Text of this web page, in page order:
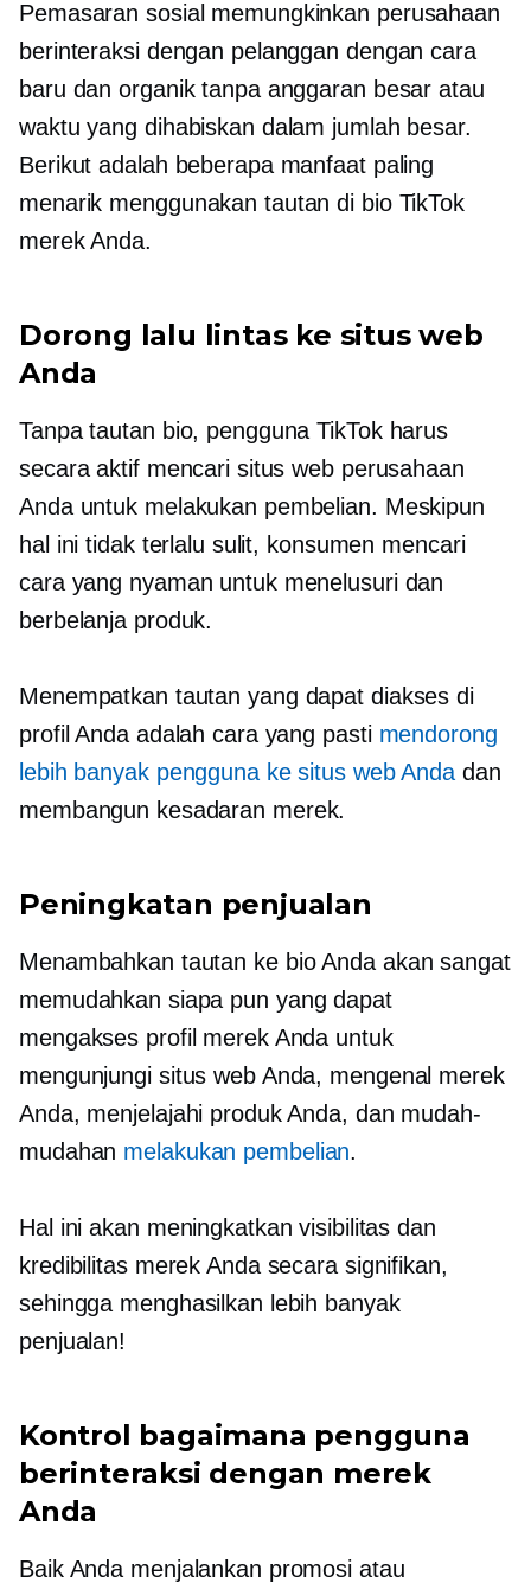
Pemasaran sosial memungkinkan perusahaan
berinteraksi dengan pelanggan dengan cara
baru dan organik tanpa anggaran besar atau
waktu yang dihabiskan dalam jumlah besar.
Berikut adalah beberapa manfaat paling
menarik menggunakan tautan di bio TikTok
merek Anda.
Dorong lalu lintas ke situs web
Anda
Tanpa tautan bio, pengguna TikTok harus
secara aktif mencari situs web perusahaan
Anda untuk melakukan pembelian. Meskipun
hal ini tidak terlalu sulit, konsumen mencari
cara yang nyaman untuk menelusuri dan
berbelanja produk.
Menempatkan tautan yang dapat diakses di
profil Anda adalah cara yang pasti mendorong
lebih banyak pengguna ke situs web Anda dan
membangun kesadaran merek.
Peningkatan penjualan
Menambahkan tautan ke bio Anda akan sangat
memudahkan siapa pun yang dapat
mengakses profil merek Anda untuk
mengunjungi situs web Anda, mengenal merek
Anda, menjelajahi produk Anda, dan mudah-
mudahan melakukan pembelian.
Hal ini akan meningkatkan visibilitas dan
kredibilitas merek Anda secara signifikan,
sehingga menghasilkan lebih banyak
penjualan!
Kontrol bagaimana pengguna
berinteraksi dengan merek
Anda
Baik Anda menjalankan promosi atau